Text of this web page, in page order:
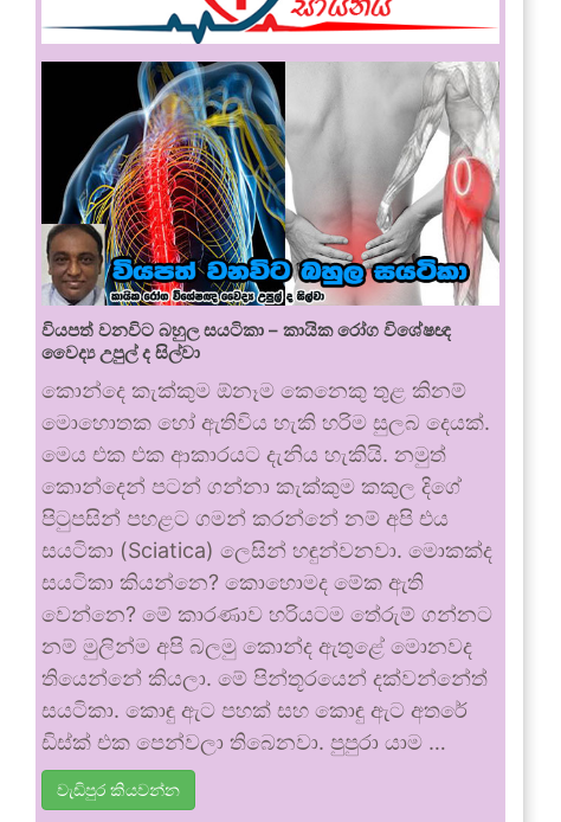
වියපත් වනවිට බහුල සයටිකා – කායික රෝග විශේෂඥ
වෛද්‍ය උපුල් ද සිල්වා
කොන්දෙ කැක්කුම ඕනෑම කෙනෙකු තුළ කිනම්
මොහොතක හෝ ඇතිවිය හැකි හරිම සුලබ දෙයක්.
මෙය එක එක ආකාරයට දැනිය හැකියි. නමුත්
කොන්දෙන් පටන් ගන්නා කැක්කුම කකුල දිගේ
පිටුපසින් පහළට ගමන් කරන්නේ නම් අපි එය
සයටිකා (Sciatica) ලෙසින් හඳුන්වනවා. මොකක්ද
සයටිකා කියන්නෙ? කොහොමද මේක ඇති
වෙන්නෙ? මේ කාරණාව හරියටම තේරුම් ගන්නට
නම් මුලින්ම අපි බලමු කොන්ද ඇතුළේ මොනවද
තියෙන්නේ කියලා. මේ පින්තූරයෙන් දක්වන්නේත්
සයටිකා. කොඳු ඇට පහක් සහ කොඳු ඇට අතරේ
ඩිස්ක් එක පෙන්වලා තිබෙනවා. පුපුරා යාම …
වැඩිපුර කියවන්න